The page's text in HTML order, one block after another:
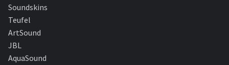
Soundskins
Teufel
ArtSound
JBL
AquaSound